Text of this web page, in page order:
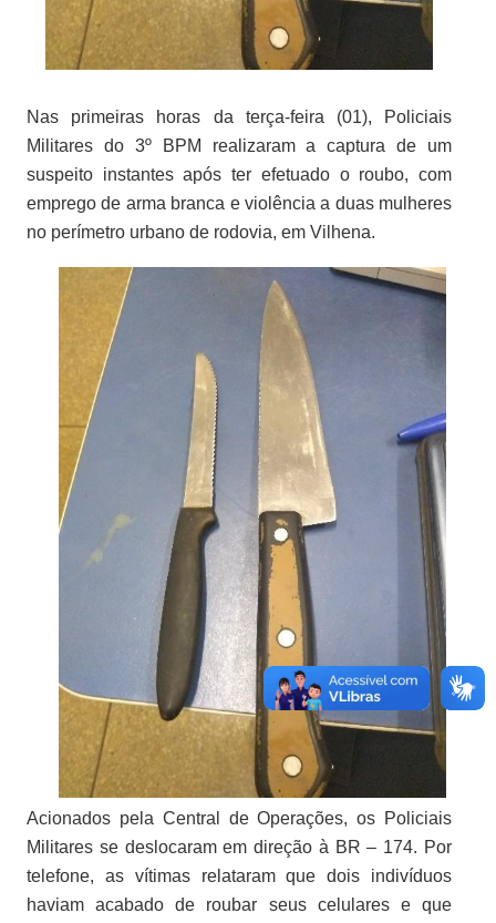
Nas primeiras horas da terça-feira (01), Policiais
Militares do 3º BPM realizaram a captura de um
suspeito instantes após ter efetuado o roubo, com
emprego de arma branca e violência a duas mulheres
no perímetro urbano de rodovia, em Vilhena.
Acionados pela Central de Operações, os Policiais
Militares se deslocaram em direção à BR – 174. Por
telefone, as vítimas relataram que dois indivíduos
haviam acabado de roubar seus celulares e que